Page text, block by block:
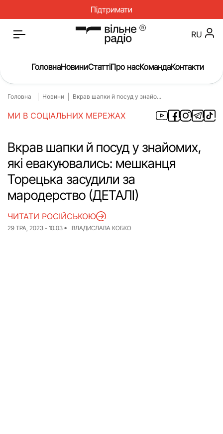
Підтримати
Головна
Новини
Окупація
Про нас
Війна
Гроші
Освіта
Інструкції
Медицина
ЖКГ
Історія
RU
ГоловнаНовиниСтаттіПро насКомандаКонтакти
Головна Новини Вкрав шапки й посуд у знайо...
МИ В СОЦІАЛЬНИХ МЕРЕЖАХ
Вкрав шапки й посуд у знайомих,
які евакуювались: мешканця
Торецька засудили за
мародерство (ДЕТАЛІ)
29 ТРА, 2023 - 10:03 ВЛАДИСЛАВА КОБКО
ЧИТАТИ РОСІЙСЬКОЮ